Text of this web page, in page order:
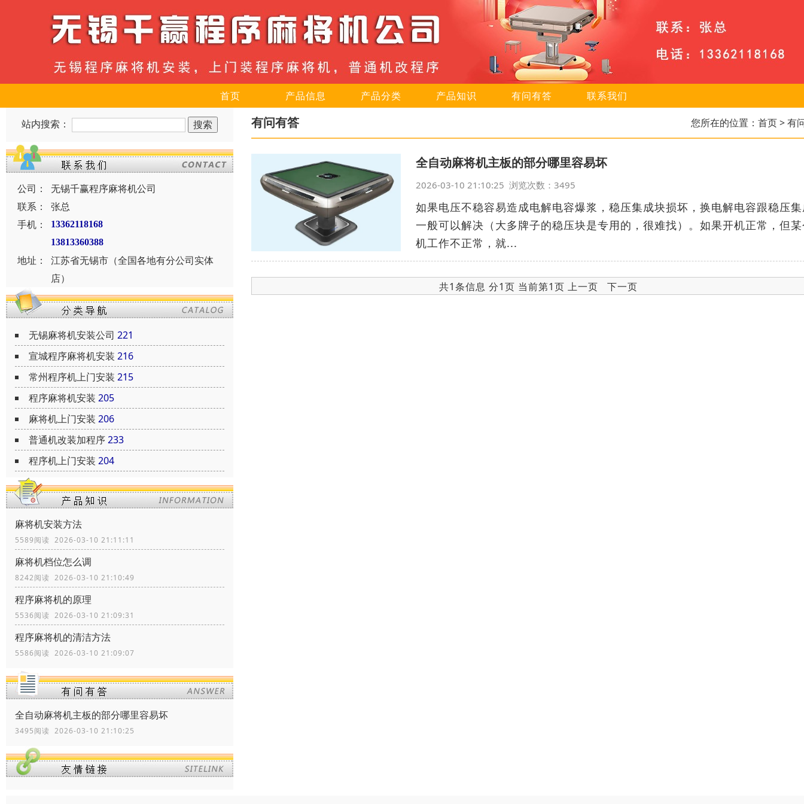
首页 产品信息 产品分类 产品知识 有问有答 联系我们
站内搜索：
公司：
无锡千赢程序麻将机公司
联系：
张总
手机：
13362118168
13813360388
地址：
江苏省无锡市（全国各地有分公司实体
店）
无锡麻将机安装公司 221
宣城程序麻将机安装 216
常州程序机上门安装 215
程序麻将机安装 205
麻将机上门安装 206
普通机改装加程序233
程序机上门安装 204
麻将机安装方法
5589阅读 2026-03-10 21:11:11
麻将机档位怎么调
8242阅读 2026-03-10 21:10:49
程序麻将机的原理
5536阅读 2026-03-10 21:09:31
程序麻将机的清洁方法
5586阅读 2026-03-10 21:09:07
全自动麻将机主板的部分哪里容易坏
3495阅读 2026-03-10 21:10:25
有问有答 您所在的位置： 首页> 有
全自动麻将机主板的部分哪里容易坏
2026-03-10 21:10:25 浏览次数：3495
如果电压不稳容易造成电解电容爆浆，稳压集成块损坏，换电解电容跟稳压
一般可以解决（大多牌子的稳压块是专用的，很难找）。如果开机正常，但
机工作不正常，就...
共1条信息 分1页 当前第1页 上一页 下一页